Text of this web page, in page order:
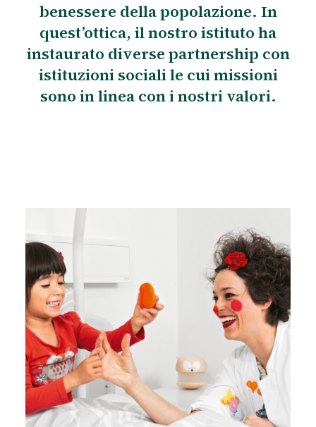
benessere della popolazione. In
quest’ottica, il nostro istituto ha
instaurato diverse partnership con
istituzioni sociali le cui missioni
sono in linea con i nostri valori.